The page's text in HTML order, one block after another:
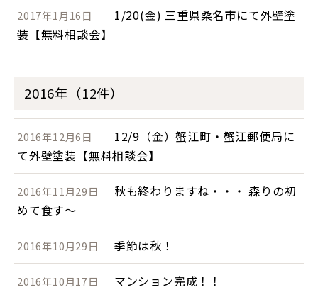
2017年1月16日
1/20(金) 三重県桑名市にて外壁塗
装【無料相談会】
2016年（12件）
2016年12月6日
12/9（金）蟹江町・蟹江郵便局に
て外壁塗装【無料相談会】
2016年11月29日
秋も終わりますね・・・ 森りの初
めて食す～
2016年10月29日 季節は秋！
2016年10月17日 マンション完成！！